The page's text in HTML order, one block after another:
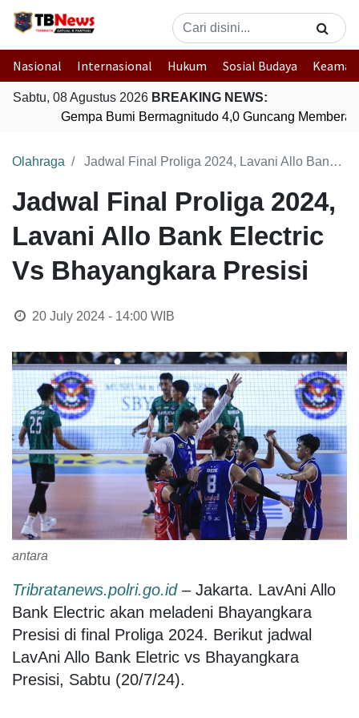
Nasional Internasional Hukum Sosial Budaya
Sabtu, 08 Agustus 2026 BREAKING NEWS:
Gempa Bumi Bermagnitudo 4,0 Guncang
Olahraga Jadwal Final Proliga 2024, Lavani Allo Bank Electric Vs Bhayangkara Presisi
Jadwal Final Proliga 2024,
Lavani Allo Bank Electric
Vs Bhayangkara Presisi
20 July 2024 - 14:00WIB
antara
Tribratanews.polri.go.id– Jakarta. LavAni Allo
Bank Electric akan meladeni Bhayangkara
Presisi di final Proliga 2024. Berikut jadwal
LavAni Allo Bank Eletric vs Bhayangkara
Presisi, Sabtu (20/7/24).